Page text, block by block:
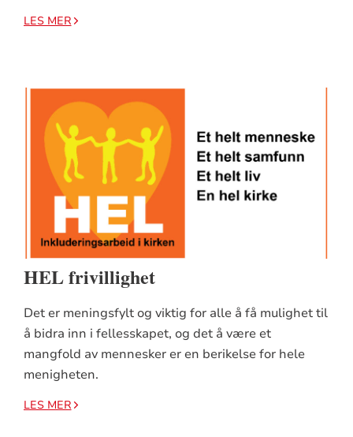
LES MER
HEL frivillighet
Det er meningsfylt og viktig for alle å få mulighet til
å bidra inn i fellesskapet, og det å være et
mangfold av mennesker er en berikelse for hele
menigheten.
LES MER